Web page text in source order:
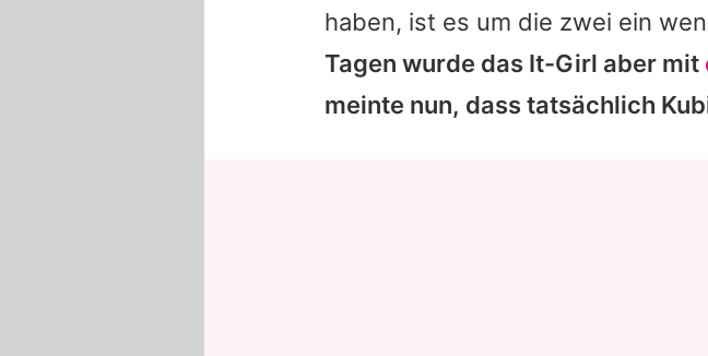
haben, ist es um die zwei ein
Tagen wurde das It-Girl aber mit
meinte nun, dass tatsächlich